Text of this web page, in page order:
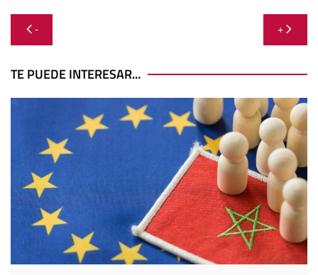
Navegación
de
entradas
- +
TE PUEDE INTERESAR...